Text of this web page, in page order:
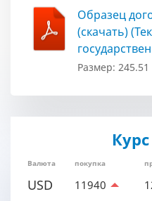
Образец
(скачать)
Размер: 245.51
Валюта покупка
USD 11940